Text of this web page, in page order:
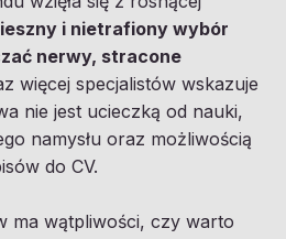
i nietrafiony wybór
nerwy, stracone
więcej specjalistów wskazuje
nie jest ucieczką od nauki,
namysłu oraz możliwością
do CV.
ma wątpliwości, czy warto